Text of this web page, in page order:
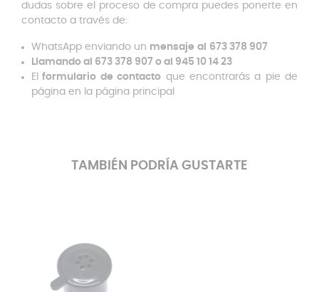
dudas sobre el proceso de compra puedes ponerte en
contacto a través de:
WhatsApp enviando un mensaje al
673 378 907
Llamando al 673 378 907 o al 945 10 14 23
El formulario de contacto que encontrarás a pie de
página en la página principal
TAMBIÉN PODRÍA GUSTARTE